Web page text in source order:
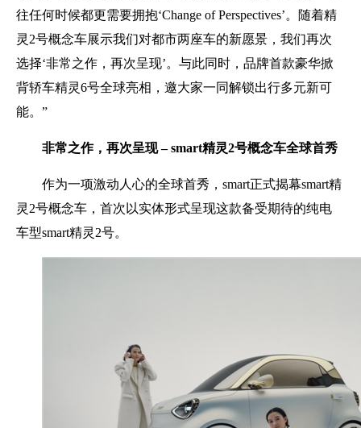
往任何时候都更需要拥抱‘Change of Perspectives’。随着精
灵2号概念车展示我们对都市两座车的新愿景，我们再次
选择‘非常之作，再次呈现’。与此同时，品牌首款豪华掀
背轿车精灵6号全球亮相，邀大家一同解锁出行多元新可
能。”
非常之作，再次呈现– smart精灵2号概念车全球首秀
作为一项激动人心的全球首秀，smart正式揭幕smart精
灵2号概念车，首次以实体形式呈现这款备受期待的纯电
车型smart精灵2号。